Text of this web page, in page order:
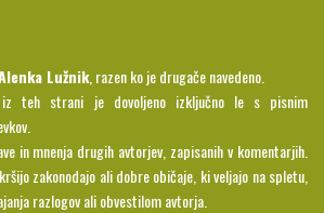
Lužnik, razen ko je drugače navedeno.
iz teh strani je dovoljeno izključno le s pisnim
in mnenja drugih avtorjev, zapisanih v komentarjih.
zakonodajo ali dobre običaje, ki veljajo na spletu,
razlogov ali obvestilom avtorja.